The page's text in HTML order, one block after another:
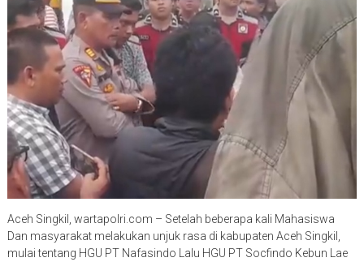
Aceh Singkil, wartapolri.com – Setelah beberapa kali Mahasiswa
Dan masyarakat melakukan unjuk rasa di kabupaten Aceh Singkil,
mulai tentang HGU PT Nafasindo Lalu HGU PT Socfindo Kebun Lae